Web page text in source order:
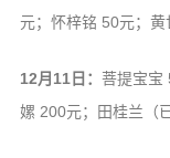
元；怀梓铭 50元；
12月11日： 菩提宝宝
嫘 200元；田桂兰（